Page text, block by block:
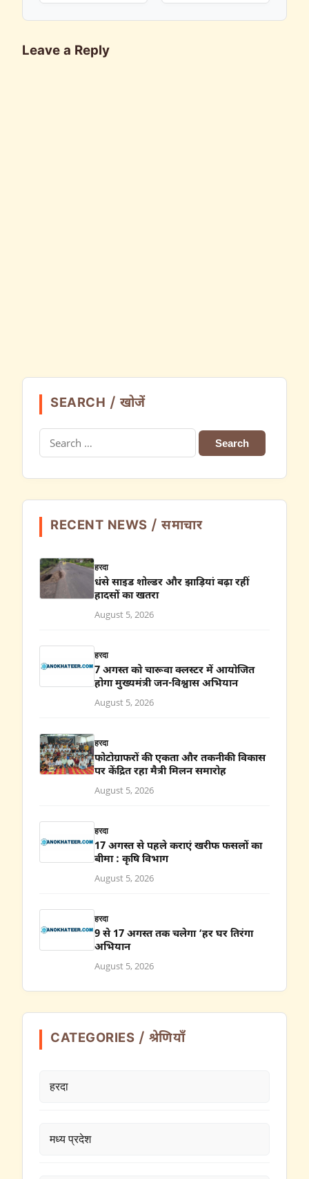
Leave a Reply
SEARCH / खोजें
Search
for:
RECENT NEWS / समाचार
हरदा
धंसे साइड शोल्डर और झाड़ियां बढ़ा रहीं
हादसों का खतरा
August 5, 2026
हरदा
7 अगस्त को चारूवा क्लस्टर में आयोजित
होगा मुख्यमंत्री जन-विश्वास अभियान
August 5, 2026
हरदा
फोटोग्राफरों की एकता और तकनीकी विकास
पर केंद्रित रहा मैत्री मिलन समारोह
August 5, 2026
हरदा
17 अगस्त से पहले कराएं खरीफ फसलों का
बीमा : कृषि विभाग
August 5, 2026
हरदा
9 से 17 अगस्त तक चलेगा ‘हर घर तिरंगा
अभियान
August 5, 2026
CATEGORIES / श्रेणियाँ
हरदा
मध्य प्रदेश